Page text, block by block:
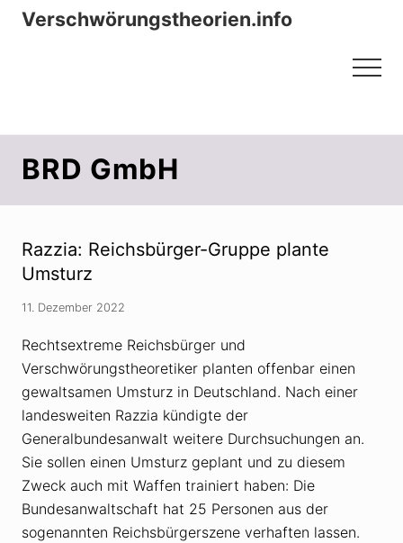
Menu
Zum
ZurVerschwörungstheorien.info
Menu
BRD GmbH
Razzia: Reichsbürger-Gruppe plante
Umsturz
11. Dezember 2022
Rechtsextreme Reichsbürger und
Verschwörungstheoretiker planten offenbar einen
gewaltsamen Umsturz in Deutschland. Nach einer
landesweiten Razzia kündigte der
Generalbundesanwalt weitere Durchsuchungen an.
Sie sollen einen Umsturz geplant und zu diesem
Zweck auch mit Waffen trainiert haben: Die
Bundesanwaltschaft hat 25 Personen aus der
sogenannten Reichsbürgerszene verhaften lassen.